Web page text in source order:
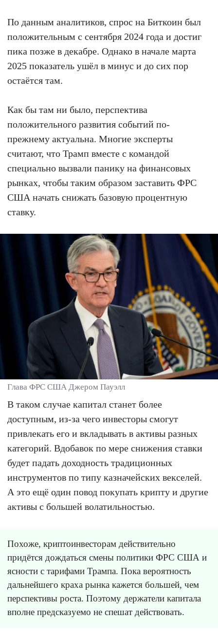
По данным аналитиков, спрос на Биткоин был
положительным с сентября 2024 года и достиг
пика позже в декабре. Однако в начале марта
2025 показатель ушёл в минус и до сих пор
остаётся там.
Как бы там ни было, перспектива
положительного развития событий по-
прежнему актуальна. Многие эксперты
считают, что Трамп вместе с командой
специально вызвали панику на финансовых
рынках, чтобы таким образом заставить ФРС
США начать снижать базовую процентную
ставку.
Глава ФРС США Джером Пауэлл
В таком случае капитал станет более
доступным, из-за чего инвесторы смогут
привлекать его и вкладывать в активы разных
категорий. Вдобавок по мере снижения ставки
будет падать доходность традиционных
инструментов по типу казначейских векселей.
А это ещё один повод покупать крипту и другие
активы с большей волатильностью.
Похоже, криптоинвесторам действительно
придётся дождаться смены политики ФРС США и
ясности с тарифами Трампа. Пока вероятность
дальнейшего краха рынка кажется большей, чем
перспективы роста. Поэтому держатели капитала
вполне предсказуемо не спешат действовать.